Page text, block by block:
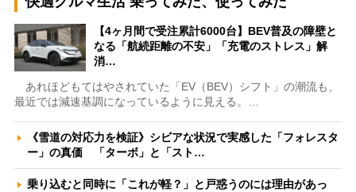
【4ヶ月間で受注累計6000台】BEV普及の障壁と
なる「航続距離の不安」「充電のストレス」解
消…
あれほどもてはやされていた「EV（BEV）シフト」の潮流も、
最近では減速基調になっているように見える。…
《雪道の対応力を検証》シビアな状況で実感した「フォレスタ
ー」の真価 「ターボ」と「スト…
乗り込むと同時に「これが軽？」と戸惑うのには理由があっ